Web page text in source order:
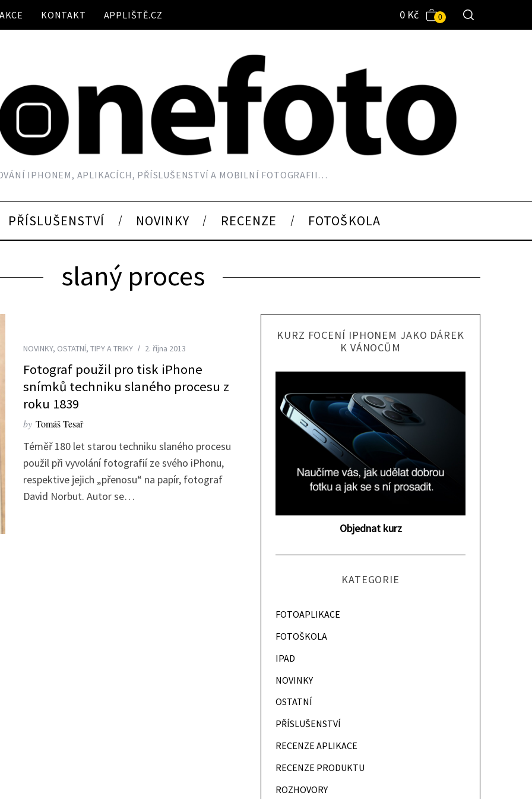
KONTAKT APPLIŠTĚ.CZ 0
0 Kč
IPHONEM, APLIKACÍCH, PŘÍSLUŠENSTVÍ A MOBILNÍ FOTOGRAFII…
PŘÍSLUŠENSTVÍ NOVINKY RECENZE FOTOŠKOLA
slaný proces
NOVINKY, OSTATNÍ, TIPY A TRIKY 2. října 2013
Fotograf použil pro tisk iPhone
snímků techniku slaného procesu z
roku 1839
by Tomáš Tesař
Téměř 180 let starou techniku slaného procesu
použil při vyvolání fotografií ze svého iPhonu,
respektive jejich „přenosu“ na papír, fotograf
David Norbut. Autor se…
KURZ FOCENÍ IPHONEM JAKO DÁREK
K VÁNOCŮM
Objednat kurz
KATEGORIE
FOTOAPLIKACE
FOTOŠKOLA
IPAD
NOVINKY
OSTATNÍ
PŘÍSLUŠENSTVÍ
RECENZE APLIKACE
RECENZE PRODUKTU
ROZHOVORY